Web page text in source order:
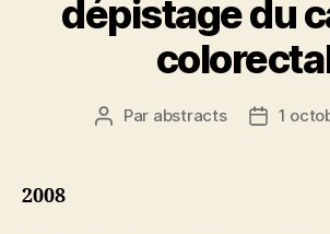
dépistage du
Auteur
Par abstracts
Date
1
2008